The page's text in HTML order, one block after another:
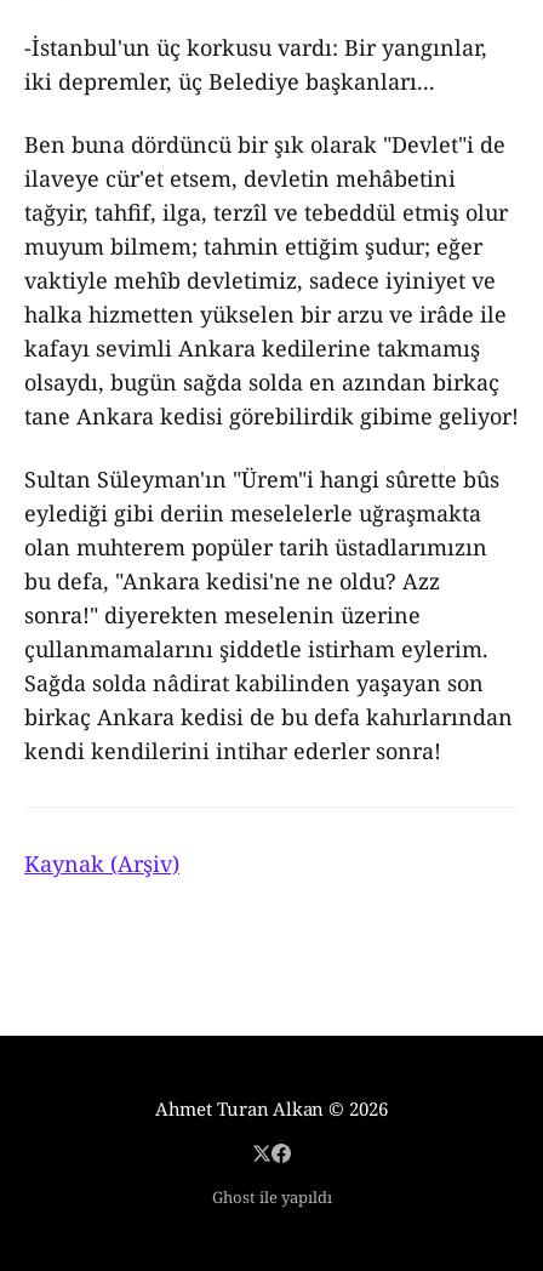
-İstanbul'un üç korkusu vardı: Bir yangınlar,
iki depremler, üç Belediye başkanları...
Ben buna dördüncü bir şık olarak "Devlet"i de
ilaveye cür'et etsem, devletin mehâbetini
tağyir, tahfif, ilga, terzîl ve tebeddül etmiş olur
muyum bilmem; tahmin ettiğim şudur; eğer
vaktiyle mehîb devletimiz, sadece iyiniyet ve
halka hizmetten yükselen bir arzu ve irâde ile
kafayı sevimli Ankara kedilerine takmamış
olsaydı, bugün sağda solda en azından birkaç
tane Ankara kedisi görebilirdik gibime geliyor!
Sultan Süleyman'ın "Ürem"i hangi sûrette bûs
eylediği gibi deriin meselelerle uğraşmakta
olan muhterem popüler tarih üstadlarımızın
bu defa, "Ankara kedisi'ne ne oldu? Azz
sonra!" diyerekten meselenin üzerine
çullanmamalarını şiddetle istirham eylerim.
Sağda solda nâdirat kabilinden yaşayan son
birkaç Ankara kedisi de bu defa kahırlarından
kendi kendilerini intihar ederler sonra!
Kaynak (Arşiv)
Ahmet Turan Alkan © 2026
Ghost ile yapıldı